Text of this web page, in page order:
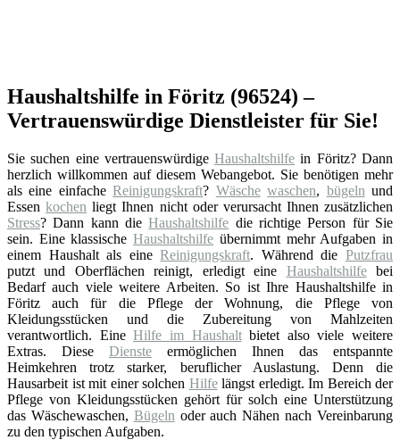
Haushaltshilfe in Föritz (96524) –
Vertrauenswürdige Dienstleister für Sie!
Sie suchen eine vertrauenswürdigeHaushaltshilfe in Föritz? Dann
herzlich willkommen auf diesem Webangebot. Sie benötigen mehr
als eine einfacheReinigungskraft? Wäsche waschen, bügeln und
Essenkochen liegt Ihnen nicht oder verursacht Ihnen zusätzlichen
Stress? Dann kann dieHaushaltshilfe die richtige Person für Sie
sein. Eine klassischeHaushaltshilfe übernimmt mehr Aufgaben in
einem Haushalt als eineReinigungskraft. Während diePutzfrau
putzt und Oberflächen reinigt, erledigt eine Haushaltshilfebei
Bedarf auch viele weitere Arbeiten. So ist Ihre Haushaltshilfe in
Föritz auch für die Pflege der Wohnung, die Pflege von
Kleidungsstücken und die Zubereitung von Mahlzeiten
verantwortlich. EineHilfe im Haushaltbietet also viele weitere
Extras. Diese Dienste ermöglichen Ihnen das entspannte
Heimkehren trotz starker, beruflicher Auslastung. Denn die
Hausarbeit ist mit einer solchen Hilfelängst erledigt. Im Bereich der
Pflege von Kleidungsstücken gehört für solch eine Unterstützung
das Wäschewaschen, Bügeln oder auch Nähen nach Vereinbarung
zu den typischen Aufgaben.